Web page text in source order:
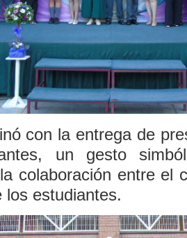
con la entrega de
un gesto
colaboración entre el
los estudiantes.